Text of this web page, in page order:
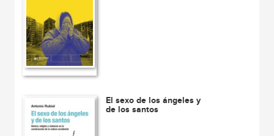
El sexo de los ángeles y
de los santos